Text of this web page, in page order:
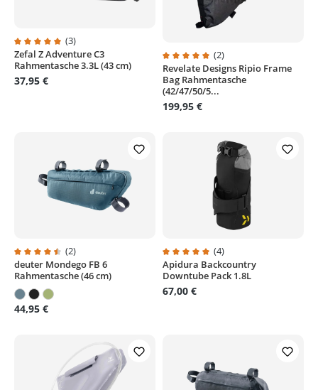
Durchschnittliche Bewertung von 5 von 5 Sternen
(3)
Zefal Z Adventure C3
Rahmentasche 3.3L (43 cm)
37,95 €
Durchschnittliche Bewertung
(2)
Revelate Designs Ripio Frame
Bag Rahmentasche
(42/47/50/5...
199,95 €
Durchschnittliche Bewertung von 4.5 von 5 Sternen
(2)
deuter Mondego FB 6
Rahmentasche (46 cm)
44,95 €
Durchschnittliche Bewertung
(4)
Apidura Backcountry
Downtube Pack 1.8L
67,00 €